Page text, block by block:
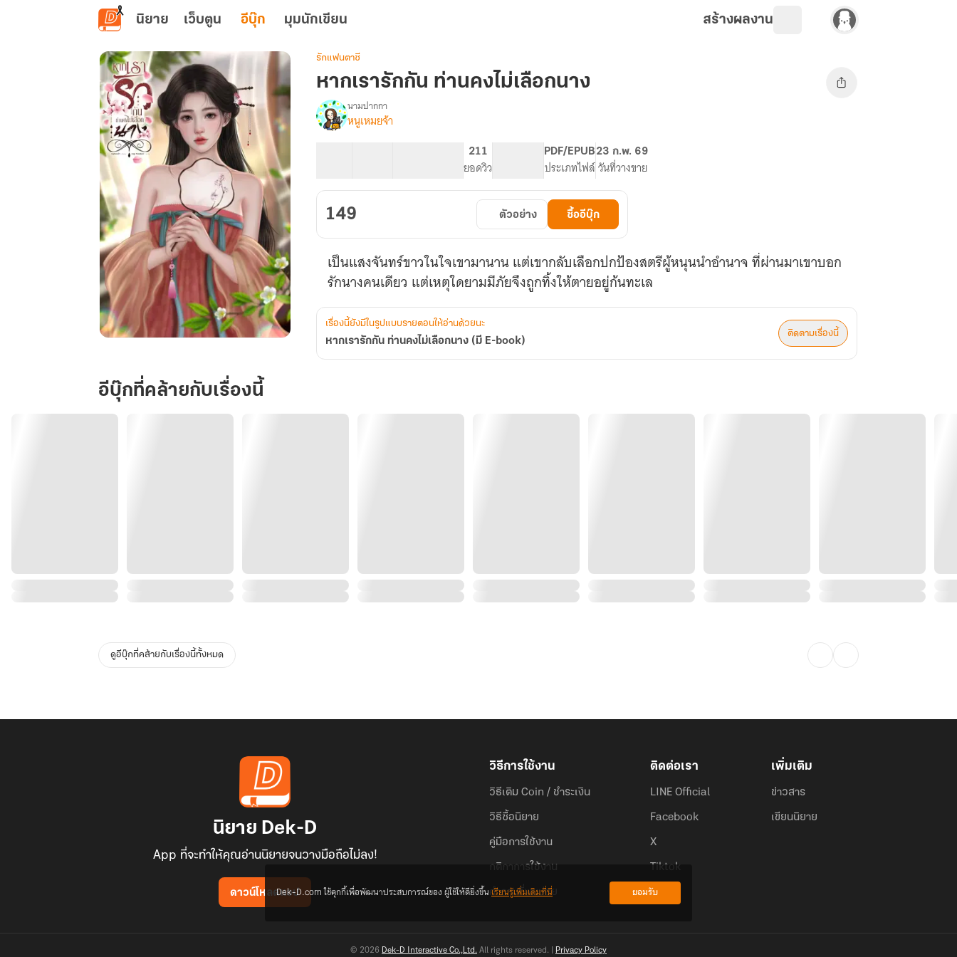
ข้ามไปยังเนื้อหาหลัก
นิยาย เว็บตูน อีบุ๊ก มุมนักเขียน สร้างผลงาน
รัก
กัน
ท่าน
รักแฟนตาซี
หากเรารักกัน ท่านคงไม่เลือกนาง
เรื่อง
หาก
ท่าน
คง
เลือก
book)
นามปากกา
หนูเหมยจ้า
211
ยอดวิว
PDF/EPUB
ประเภทไฟล์
23 ก.พ. 69
วันที่วางขาย
149 ตัวอย่าง ซื้ออีบุ๊ก
เป็นแสงจันทร์ขาวในใจเขามานาน แต่เขากลับเลือกปกป้องสตรีผู้หนุนนำอำนาจ ที่ผ่านมาเขาบอก
รักนางคนเดียว แต่เหตุใดยามมีภัยจึงถูกทิ้งให้ตายอยู่ก้นทะเล
เรื่องนี้ยังมีในรูปแบบรายตอนให้อ่านด้วยนะ
หากเรารักกัน ท่านคงไม่เลือกนาง (มี E-book)
ติดตามเรื่องนี้
อีบุ๊กที่คล้ายกับเรื่องนี้
ดูอีบุ๊กที่คล้ายกับเรื่องนี้ทั้งหมด
นิยาย Dek-D
App ที่จะทำให้คุณอ่านนิยายจนวางมือถือไม่ลง!
ดาวน์โหลดแอป
วิธีการใช้งาน
วิธีเติม Coin / ชำระเงิน
วิธีซื้อนิยาย
คู่มือการใช้งาน
กติกาการใช้งาน
คำถามที่พบบ่อย
ติดต่อเรา
LINE Official
Facebook
X
Tiktok
เพิ่มเติม
ข่าวสาร
เขียนนิยาย
© 2026 Dek-D Interactive Co.,Ltd. All rights reserved. | Privacy Policy
Dek-D.com ใช้คุกกี้เพื่อพัฒนาประสบการณ์ของ ผู้ใช้ให้ดียิ่งขึ้นเรียนรู้เพิ่มเติมที่นี่ ยอมรับ